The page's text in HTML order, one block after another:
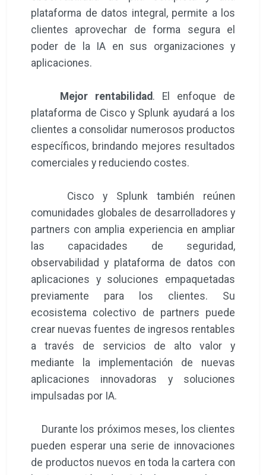
plataforma de datos integral, permite a los
clientes aprovechar de forma segura el
poder de la IA en sus organizaciones y
aplicaciones.
Mejor rentabilidad . El enfoque de
plataforma de Cisco y Splunk ayudará a los
clientes a consolidar numerosos productos
específicos, brindando mejores resultados
comerciales y reduciendo costes.
Cisco y Splunk también reúnen
comunidades globales de desarrolladores y
partners con amplia experiencia en ampliar
las capacidades de seguridad,
observabilidad y plataforma de datos con
aplicaciones y soluciones empaquetadas
previamente para los clientes. Su
ecosistema colectivo de partners puede
crear nuevas fuentes de ingresos rentables
a través de servicios de alto valor y
mediante la implementación de nuevas
aplicaciones innovadoras y soluciones
impulsadas por IA.
Durante los próximos meses, los clientes
pueden esperar una serie de innovaciones
de productos nuevos en toda la cartera con